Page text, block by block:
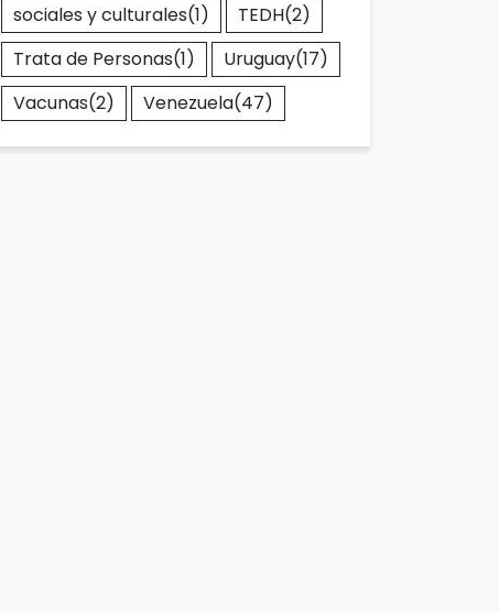
sociales y culturales(1) TEDH(2)
Trata de Personas(1) Uruguay(17)
Vacunas(2) Venezuela(47)